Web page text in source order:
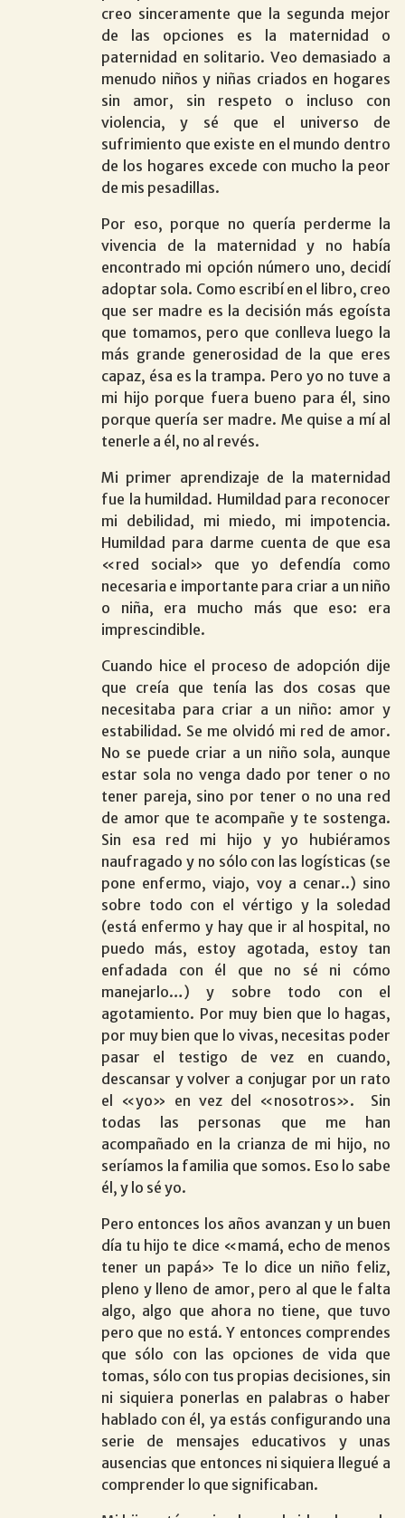
creo sinceramente que la segunda mejor
de las opciones es la maternidad o
paternidad en solitario. Veo demasiado a
menudo niños y niñas criados en hogares
sin amor, sin respeto o incluso con
violencia, y sé que el universo de
sufrimiento que existe en el mundo dentro
de los hogares excede con mucho la peor
de mis pesadillas.
Por eso, porque no quería perderme la
vivencia de la maternidad y no había
encontrado mi opción número uno, decidí
adoptar sola. Como escribí en el libro, creo
que ser madre es la decisión más egoísta
que tomamos, pero que conlleva luego la
más grande generosidad de la que eres
capaz, ésa es la trampa. Pero yo no tuve a
mi hijo porque fuera bueno para él, sino
porque quería ser madre. Me quise a mí al
tenerle a él, no al revés.
Mi primer aprendizaje de la maternidad
fue la humildad. Humildad para reconocer
mi debilidad, mi miedo, mi impotencia.
Humildad para darme cuenta de que esa
«red social» que yo defendía como
necesaria e importante para criar a un niño
o niña, era mucho más que eso: era
imprescindible.
Cuando hice el proceso de adopción dije
que creía que tenía las dos cosas que
necesitaba para criar a un niño: amor y
estabilidad. Se me olvidó mi red de amor.
No se puede criar a un niño sola, aunque
estar sola no venga dado por tener o no
tener pareja, sino por tener o no una red
de amor que te acompañe y te sostenga.
Sin esa red mi hijo y yo hubiéramos
naufragado y no sólo con las logísticas (se
pone enfermo, viajo, voy a cenar..) sino
sobre todo con el vértigo y la soledad
(está enfermo y hay que ir al hospital, no
puedo más, estoy agotada, estoy tan
enfadada con él que no sé ni cómo
manejarlo…) y sobre todo con el
agotamiento. Por muy bien que lo hagas,
por muy bien que lo vivas, necesitas poder
pasar el testigo de vez en cuando,
descansar y volver a conjugar por un rato
el «yo» en vez del «nosotros». Sin
todas las personas que me han
acompañado en la crianza de mi hijo, no
seríamos la familia que somos. Eso lo sabe
él, y lo sé yo.
Pero entonces los años avanzan y un buen
día tu hijo te dice «mamá, echo de menos
tener un papá» Te lo dice un niño feliz,
pleno y lleno de amor, pero al que le falta
algo, algo que ahora no tiene, que tuvo
pero que no está. Y entonces comprendes
que sólo con las opciones de vida que
tomas, sólo con tus propias decisiones, sin
ni siquiera ponerlas en palabras o haber
hablado con él, ya estás configurando una
serie de mensajes educativos y unas
ausencias que entonces ni siquiera llegué a
comprender lo que significaban.